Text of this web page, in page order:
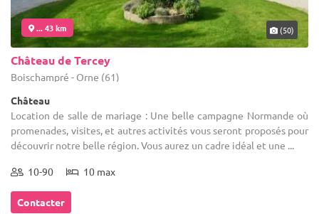
... 43 km (50)
Château de Tercey
Boischampré - Orne (61)
Château
Location de salle de mariage : Une belle campagne Normande où
promenades, visites, et autres activités vous seront proposés pour
découvrir notre belle région. Vous aurez un cadre idéal et une ...
10-90 10 max
Contacter